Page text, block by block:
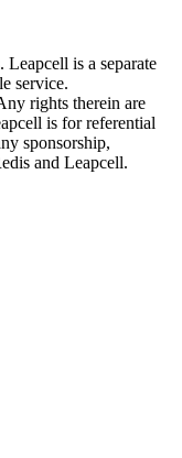
is a separate
service.
rights therein are
is for referential
sponsorship,
and Leapcell.